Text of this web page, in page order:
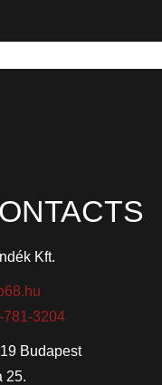
Kft.
781-3204
Budapest
25.